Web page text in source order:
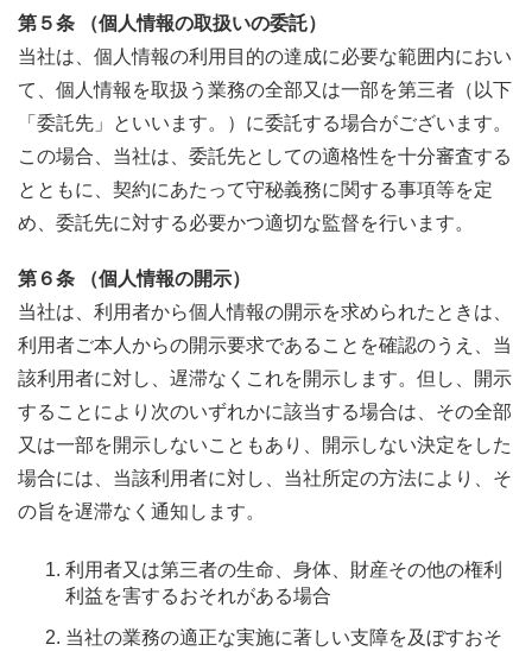
第５条 （個人情報の取扱いの委託）
当社は、個人情報の利用目的の達成に必要な範囲内におい
て、個人情報を取扱う業務の全部又は一部を第三者（以下
「委託先」といいます。）に委託する場合がございます。
この場合、当社は、委託先としての適格性を十分審査する
とともに、契約にあたって守秘義務に関する事項等を定
め、委託先に対する必要かつ適切な監督を行います。
第６条 （個人情報の開示）
当社は、利用者から個人情報の開示を求められたときは、
利用者ご本人からの開示要求であることを確認のうえ、当
該利用者に対し、遅滞なくこれを開示します。但し、開示
することにより次のいずれかに該当する場合は、その全部
又は一部を開示しないこともあり、開示しない決定をした
場合には、当該利用者に対し、当社所定の方法により、そ
の旨を遅滞なく通知します。
利用者又は第三者の生命、身体、財産その他の権利
利益を害するおそれがある場合
当社の業務の適正な実施に著しい支障を及ぼすおそ